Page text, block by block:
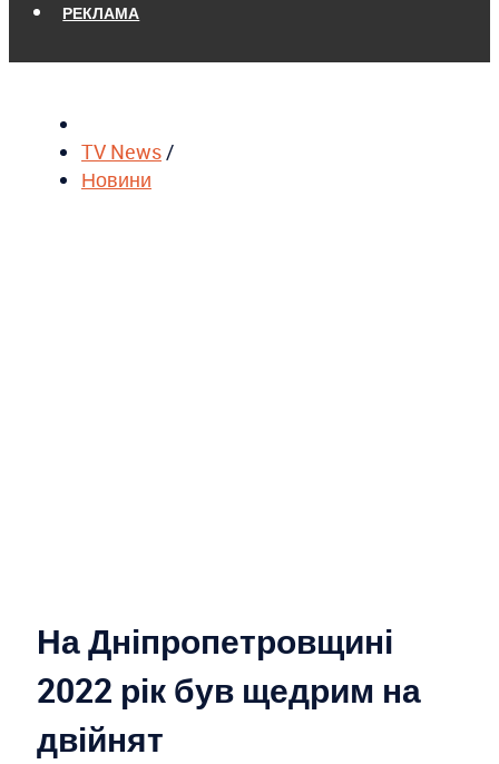
РЕКЛАМА
TV News/
Новини
На Дніпропетровщині
2022 рік був щедрим на
двійнят